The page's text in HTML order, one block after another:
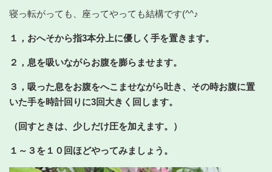
寝っ転がっても、座ってやっても結構です(^^♪
１，おへそから指3本分上に優しく手を置きます。
２，息を吸いながらお腹を膨らませます。
３，吸った息をお腹をへこませながら吐き、その時お腹に置
いた手を時計回りに3回大きく回します。
（回すときは、少しだけ圧を加えます。）
１～３を１０回ほどやってみましょう。